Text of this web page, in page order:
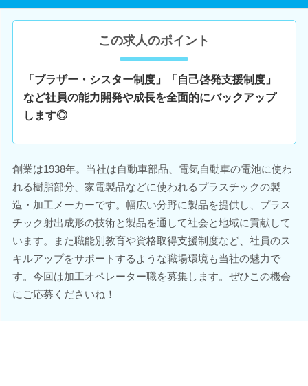
この求人のポイント
「ブラザー・シスター制度」「自己啓発支援制度」
など社員の能力開発や成長を全面的にバックアップ
します◎
創業は1938年。当社は自動車部品、電気自動車の電池に使わ
れる樹脂部分、家電製品などに使われるプラスチックの製
造・加工メーカーです。幅広い分野に製品を提供し、プラス
チック射出成形の技術と製品を通して社会と地域に貢献して
います。また職能別教育や資格取得支援制度など、社員のス
キルアップをサポートするような職場環境も当社の魅力で
す。今回は加工オペレーター職を募集します。ぜひこの機会
にご応募くださいね！